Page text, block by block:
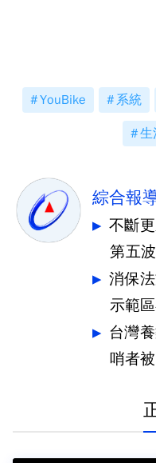
YouBike 系統
生
綜合報
不斷
第五
來
消保
示範
台灣
哨者